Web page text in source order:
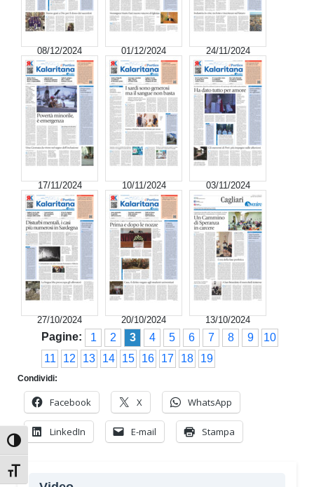
Attiva/disattiva alto contrasto
Attiva/disattiva dimensione testo
08/12/2024 01/12/2024 24/11/2024
17/11/2024 10/11/2024 03/11/2024
27/10/2024 20/10/2024 13/10/2024
Pagine: 1 2 3 4 5 6 7 8 9
10
11
12 13 14 15 16 17 18 19
Condividi:
Facebook X WhatsApp
LinkedIn E-mail Stampa